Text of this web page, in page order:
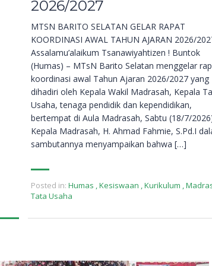
2026/2027
MTSN BARITO SELATAN GELAR RAPAT
KOORDINASI AWAL TAHUN AJARAN 2026/
Assalamu’alaikum Tsanawiyahtizen ! Buntok
(Humas) – MTsN Barito Selatan menggelar
koordinasi awal Tahun Ajaran 2026/2027 yang
dihadiri oleh Kepala Wakil Madrasah, Kepala
Usaha, tenaga pendidik dan kependidikan,
bertempat di Aula Madrasah, Sabtu (18/7/
Kepala Madrasah, H. Ahmad Fahmie, S.Pd.I
sambutannya menyampaikan bahwa […]
Posted in: Humas ,Kesiswaan ,Kurikulum ,
Tata Usaha